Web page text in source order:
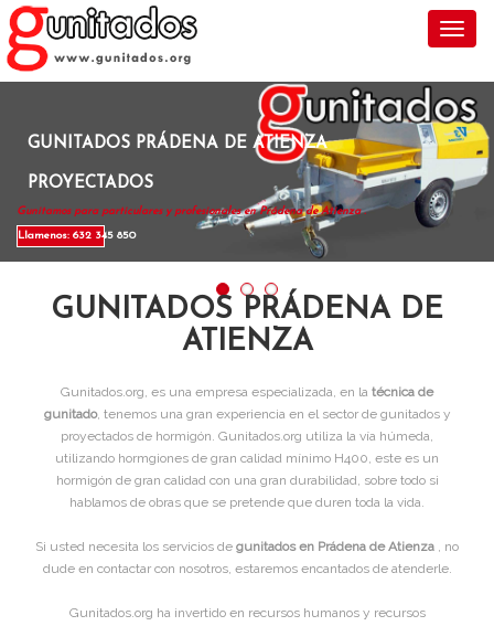
GUNITADOS PRÁDENA DE ATIENZA
PROYECTADOS
Gunitamos para particulares y profesionales en Prádena de Atienza .
Llamenos: 632 345 850
GUNITADOS PRÁDENA DE
ATIENZA
Gunitados.org, es una empresa especializada, en la técnica de
gunitado, tenemos una gran experiencia en el sector de gunitados y
proyectados de hormigón. Gunitados.org utiliza la vía húmeda,
utilizando hormgiones de gran calidad mínimo H400, este es un
hormigón de gran calidad con una gran durabilidad, sobre todo si
hablamos de obras que se pretende que duren toda la vida.
Si usted necesita los servicios de gunitados en Prádena de Atienza , no
dude en contactar con nosotros, estaremos encantados de atenderle.
Gunitados.org ha invertido en recursos humanos y recursos